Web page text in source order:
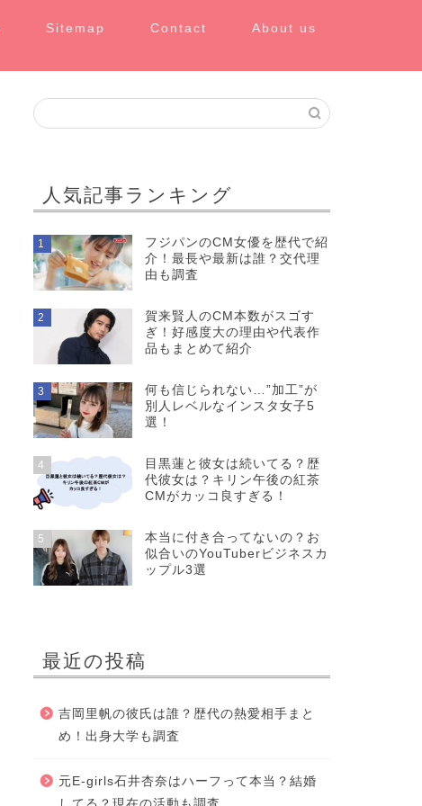
Sitemap Contact About us
人気記事ランキング
1
フジパンのCM女優を歴代で紹
介！最長や最新は誰？交代理
由も調査
2
賀来賢人のCM本数がスゴす
ぎ！好感度大の理由や代表作
品もまとめて紹介
3
何も信じられない…”加工”が
別人レベルなインスタ女子5
選！
4
目黒蓮と彼女は続いてる？歴
代彼女は？キリン午後の紅茶
CMがカッコ良すぎる！
5
本当に付き合ってないの？お
似合いのYouTuberビジネスカ
ップル3選
最近の投稿
吉岡里帆の彼氏は誰？歴代の熱愛相手まと
め！出身大学も調査
元E-girls石井杏奈はハーフって本当？結婚